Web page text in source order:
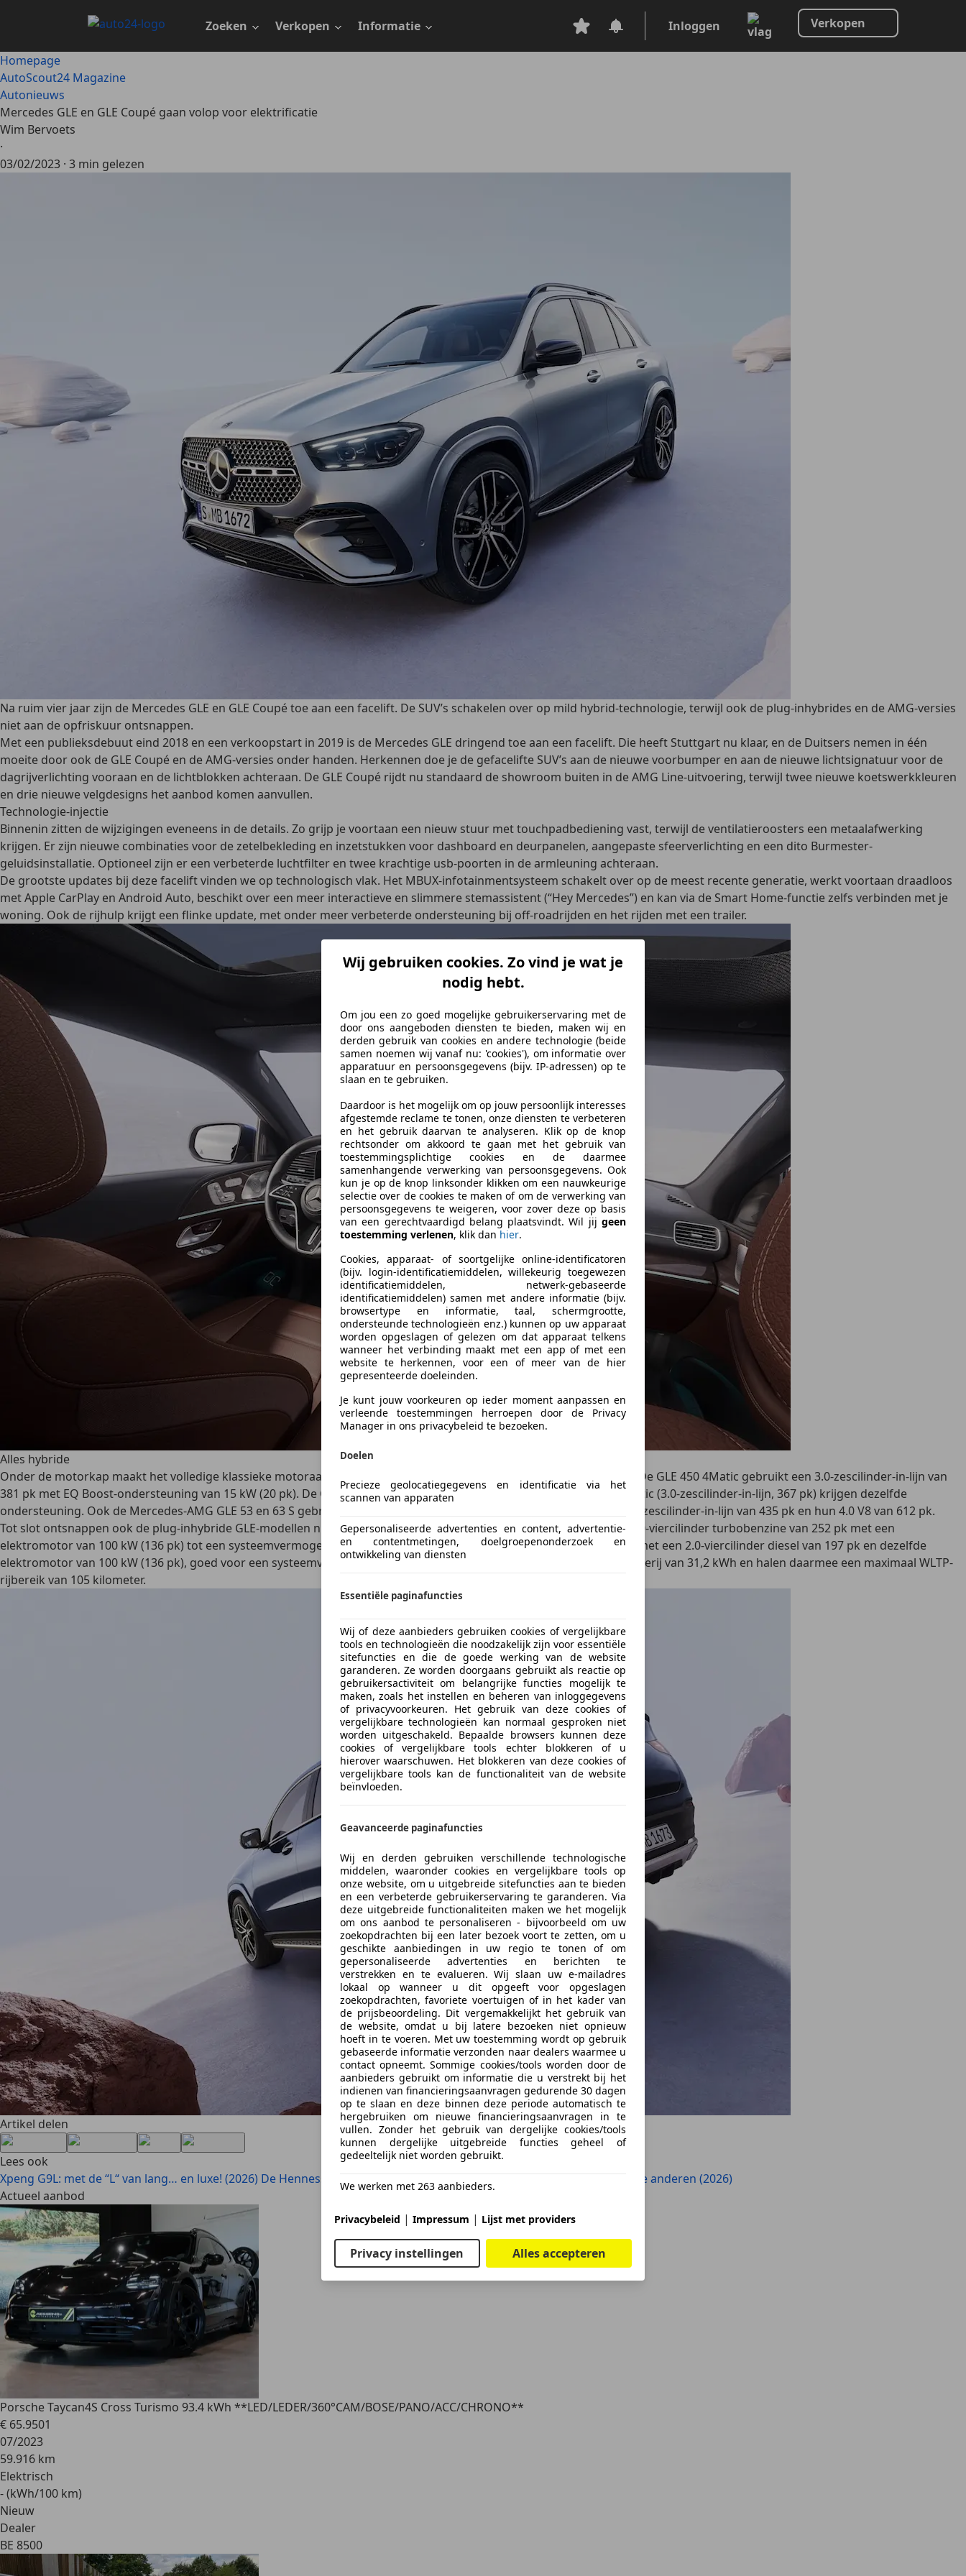
Zoeken Verkopen Informatie Inloggen Verkopen
Wij gebruiken cookies. Zo vind je wat je
nodig hebt.
Om jou een zo goed mogelijke gebruikerservaring met de
door ons aangeboden diensten te bieden, maken wij en
derden gebruik van cookies en andere technologie (beide
samen noemen wij vanaf nu: 'cookies'), om informatie over
apparatuur en persoonsgegevens (bijv. IP-adressen) op te
slaan en te gebruiken.
Daardoor is het mogelijk om op jouw persoonlijk interesses
afgestemde reclame te tonen, onze diensten te verbeteren
en het gebruik daarvan te analyseren. Klik op de knop
rechtsonder om akkoord te gaan met het gebruik van
toestemmingsplichtige cookies en de daarmee
samenhangende verwerking van persoonsgegevens. Ook
kun je op de knop linksonder klikken om een nauwkeurige
selectie over de cookies te maken of om de verwerking van
persoonsgegevens te weigeren, voor zover deze op basis
van een gerechtvaardigd belang plaatsvindt. Wil jij geen
toestemming verlenen, klik dan hier.
Cookies, apparaat- of soortgelijke online-identificatoren
(bijv. login-identificatiemiddelen, willekeurig toegewezen
identificatiemiddelen, netwerk-gebaseerde
identificatiemiddelen) samen met andere informatie (bijv.
browsertype en informatie, taal, schermgrootte,
ondersteunde technologieën enz.) kunnen op uw apparaat
worden opgeslagen of gelezen om dat apparaat telkens
wanneer het verbinding maakt met een app of met een
website te herkennen, voor een of meer van de hier
gepresenteerde doeleinden.
Je kunt jouw voorkeuren op ieder moment aanpassen en
verleende toestemmingen herroepen door de Privacy
Manager in ons privacybeleid te bezoeken.
Doelen
Precieze geolocatiegegevens en identificatie via het
scannen van apparaten
Gepersonaliseerde advertenties en content, advertentie-
en contentmetingen, doelgroepenonderzoek en
ontwikkeling van diensten
Essentiële paginafuncties
Wij of deze aanbieders gebruiken cookies of vergelijkbare
tools en technologieën die noodzakelijk zijn voor essentiële
sitefuncties en die de goede werking van de website
garanderen. Ze worden doorgaans gebruikt als reactie op
gebruikersactiviteit om belangrijke functies mogelijk te
maken, zoals het instellen en beheren van inloggegevens
of privacyvoorkeuren. Het gebruik van deze cookies of
vergelijkbare technologieën kan normaal gesproken niet
worden uitgeschakeld. Bepaalde browsers kunnen deze
cookies of vergelijkbare tools echter blokkeren of u
hierover waarschuwen. Het blokkeren van deze cookies of
vergelijkbare tools kan de functionaliteit van de website
beïnvloeden.
Geavanceerde paginafuncties
Wij en derden gebruiken verschillende technologische
middelen, waaronder cookies en vergelijkbare tools op
onze website, om u uitgebreide sitefuncties aan te bieden
en een verbeterde gebruikerservaring te garanderen. Via
deze uitgebreide functionaliteiten maken we het mogelijk
om ons aanbod te personaliseren - bijvoorbeeld om uw
zoekopdrachten bij een later bezoek voort te zetten, om u
geschikte aanbiedingen in uw regio te tonen of om
gepersonaliseerde advertenties en berichten te
verstrekken en te evalueren. Wij slaan uw e-mailadres
lokaal op wanneer u dit opgeeft voor opgeslagen
zoekopdrachten, favoriete voertuigen of in het kader van
de prijsbeoordeling. Dit vergemakkelijkt het gebruik van
de website, omdat u bij latere bezoeken niet opnieuw
hoeft in te voeren. Met uw toestemming wordt op gebruik
gebaseerde informatie verzonden naar dealers waarmee u
contact opneemt. Sommige cookies/tools worden door de
aanbieders gebruikt om informatie die u verstrekt bij het
indienen van financieringsaanvragen gedurende 30 dagen
op te slaan en deze binnen deze periode automatisch te
hergebruiken om nieuwe financieringsaanvragen in te
vullen. Zonder het gebruik van dergelijke cookies/tools
kunnen dergelijke uitgebreide functies geheel of
gedeeltelijk niet worden gebruikt.
We werken met 263 aanbieders.
Privacybeleid | Impressum | Lijst met providers
Privacy instellingen Alles accepteren
Homepage
AutoScout24 Magazine
Autonieuws
Mercedes GLE en GLE Coupé gaan volop voor elektrificatie
Wim Bervoets
·
03/02/2023 · 3 min gelezen
Na ruim vier jaar zijn de Mercedes GLE en GLE Coupé toe aan een facelift. De SUV’s schakelen over op mild hybrid-technologie, terwijl ook de plug-inhybrides en de AMG-versies
niet aan de opfriskuur ontsnappen.
Met een publieksdebuut eind 2018 en een verkoopstart in 2019 is de Mercedes GLE dringend toe aan een facelift. Die heeft Stuttgart nu klaar, en de Duitsers nemen in één
moeite door ook de GLE Coupé en de AMG-versies onder handen. Herkennen doe je de gefacelifte SUV’s aan de nieuwe voorbumper en aan de nieuwe lichtsignatuur voor de
dagrijverlichting vooraan en de lichtblokken achteraan. De GLE Coupé rijdt nu standaard de showroom buiten in de AMG Line-uitvoering, terwijl twee nieuwe koetswerkkleuren
en drie nieuwe velgdesigns het aanbod komen aanvullen.
Technologie-injectie
Binnenin zitten de wijzigingen eveneens in de details. Zo grijp je voortaan een nieuw stuur met touchpadbediening vast, terwijl de ventilatieroosters een metaalafwerking
krijgen. Er zijn nieuwe combinaties voor de zetelbekleding en inzetstukken voor dashboard en deurpanelen, aangepaste sfeerverlichting en een dito Burmester-
geluidsinstallatie. Optioneel zijn er een verbeterde luchtfilter en twee krachtige usb-poorten in de armleuning achteraan.
De grootste updates bij deze facelift vinden we op technologisch vlak. Het MBUX-infotainmentsysteem schakelt over op de meest recente generatie, werkt voortaan draadloos
met Apple CarPlay en Android Auto, beschikt over een meer interactieve en slimmere stemassistent (“Hey Mercedes”) en kan via de Smart Home-functie zelfs verbinden met je
woning. Ook de rijhulp krijgt een flinke update, met onder meer verbeterde ondersteuning bij off-roadrijden en het rijden met een trailer.
Alles hybride
Onder de motorkap maakt het volledige klassieke motoraanbod voortaan gebruik van milde hybride ondersteuning. De GLE 450 4Matic gebruikt een 3.0-zescilinder-in-lijn van
381 pk met EQ Boost-ondersteuning van 15 kW (20 pk). De GLE 300 d 4Matic (2.0-viercilinder, 269 pk) en GLE 450 d 4Matic (3.0-zescilinder-in-lijn, 367 pk) krijgen dezelfde
ondersteuning. Ook de Mercedes-AMG GLE 53 en 63 S gebruiken dezelfde milde hybride ondersteuning, voor hun 3.0-zescilinder-in-lijn van 435 pk en hun 4.0 V8 van 612 pk.
Tot slot ontsnappen ook de plug-inhybride GLE-modellen niet aan een update. De GLE 400 e 4Matic combineert een 2.0-viercilinder turbobenzine van 252 pk met een
elektromotor van 100 kW (136 pk) tot een systeemvermogen van 381 pk. De GLE 350 de 4Matic doet het op zijn beurt met een 2.0-viercilinder diesel van 197 pk en dezelfde
elektromotor van 100 kW (136 pk), goed voor een systeemvermogen van 333 pk. Beide versies gebruiken dezelfde batterij van 31,2 kWh en halen daarmee een maximaal WLTP-
rijbereik van 105 kilometer.
Artikel delen
Lees ook
Xpeng G9L: met de “L“ van lang… en luxe! (2026) De Hennessey Blackbird is een hypercar die niets gemeen heeft met de anderen (2026)
Actueel aanbod
Porsche Taycan4S Cross Turismo 93.4 kWh **LED/LEDER/360°CAM/BOSE/PANO/ACC/CHRONO**
€ 65.9501
07/2023
59.916 km
Elektrisch
- (kWh/100 km)
Nieuw
Dealer
BE 8500